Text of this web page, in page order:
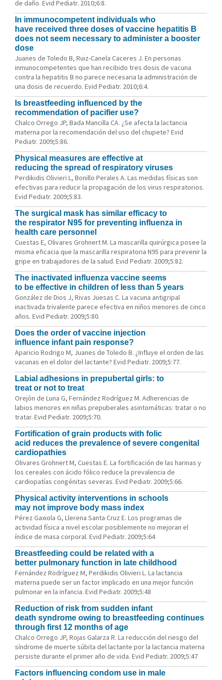
de daño. Evid Pediatr. 2010;6:8.
In immunocompetent individuals who
have received three doses of vaccine hepatitis B
does not seem necessary to administer a booster
dose
Juanes de Toledo B, Ruiz-Canela Caceres J. En personas
inmunocompetentes que han recibido tres dosis de vacuna
contra la hepatitis B no parece necesaria la administración de
una dosis de recuerdo. Evid Pediatr. 2010;6:4.
Is breastfeeding influenced by the
recommendation of pacifier use?
Chalco Orrego JP, Bada Mancilla CA. ¿Se afecta la lactancia
materna por la recomendación del uso del chupete? Evid
Pediatr. 2009;5:86.
Physical measures are effective at
reducing the spread of respiratory viruses
Perdikidis Olivieri L, Bonillo Perales A. Las medidas físicas son
efectivas para reducir la propagación de los virus respiratorios.
Evid Pediatr. 2009;5:83.
The surgical mask has similar efficacy to
the respirator N95 for preventing influenza in
health care personnel
Cuestas E, Olivares Grohnert M. La mascarilla quirúrgica posee la
misma eficacia que la mascarilla respiratoria N95 para prevenir la
gripe en trabajadores de la salud. Evid Pediatr. 2009;5:82.
The inactivated influenza vaccine seems
to be effective in children of less than 5 years
González de Dios J, Rivas Juesas C. La vacuna antigripal
inactivada trivalente parece efectiva en niños menores de cinco
años. Evid Pediatr. 2009;5:80.
Does the order of vaccine injection
influence infant pain response?
Aparicio Rodrigo M, Juanes de Toledo B. ¿Influye el orden de las
vacunas en el dolor del lactante? Evid Pediatr. 2009;5:77.
Labial adhesions in prepubertal girls: to
treat or not to treat
Orejón de Luna G, Fernández Rodríguez M. Adherencias de
labios menores en niñas prepuberales asintomáticas: tratar o no
tratar. Evid Pediatr. 2009;5:70.
Fortification of grain products with folic
acid reduces the prevalence of severe congenital
cardiopathies
Olivares Grohnert M, Cuestas E. La fortificación de las harinas y
los cereales con ácido fólico reduce la prevalencia de
cardiopatías congénitas severas. Evid Pediatr. 2009;5:66.
Physical activity interventions in schools
may not improve body mass index
Pérez Gaxiola G, Llerena Santa Cruz E. Los programas de
actividad física a nivel escolar posiblemente no mejoran el
índice de masa corporal. Evid Pediatr. 2009;5:64
Breastfeeding could be related with a
better pulmonary function in late childhood
Fernández Rodríguez M, Perdikidis Olivieri L. La lactancia
materna puede ser un factor implicado en una mejor función
pulmonar en la infancia. Evid Pediatr. 2009;5:48
Reduction of risk from sudden infant
death syndrome owing to breastfeeding continues
through first 12 months of age
Chalco Orrego JP, Rojas Galarza R. La reducción del riesgo del
síndrome de muerte súbita del lactante por la lactancia materna
persiste durante el primer año de vida. Evid Pediatr. 2009;5:47
Factors influencing condom use in male